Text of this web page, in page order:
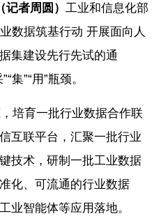
者周圆） 工业和信息化部
数据筑基行动 开展面向人
集建设先行先试的通
集”“用”瓶颈。
培育一批行业数据合作联
互联平台，汇聚一批行业
技术，研制一批工业数据
化、可流通的行业数据
业智能体等应用落地。